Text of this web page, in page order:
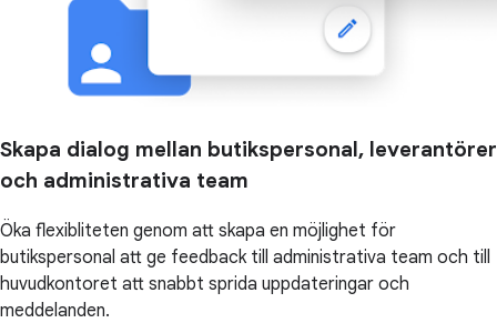
Skapa dialog mellan butikspersonal, leverantörer
och administrativa team
Öka flexibliteten genom att skapa en möjlighet för
butikspersonal att ge feedback till administrativa team och till
huvudkontoret att snabbt sprida uppdateringar och
meddelanden.